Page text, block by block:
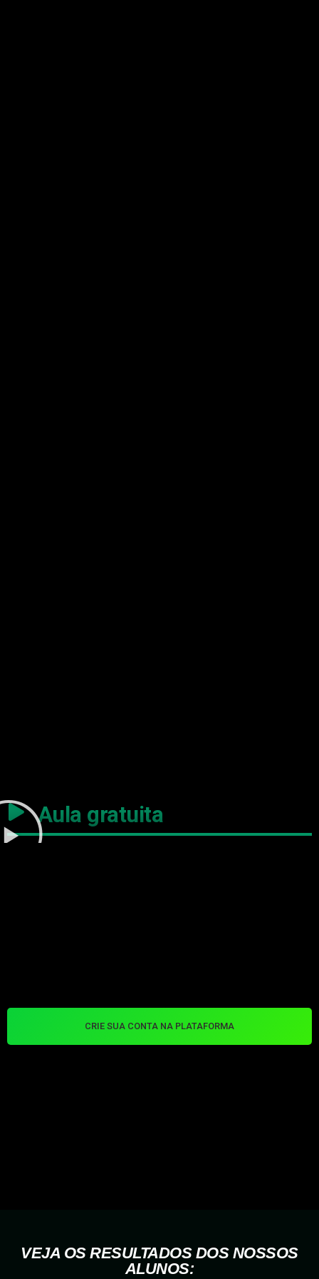
Aula gratuita
CRIE SUA CONTA NA PLATAFORMA
VEJA OS RESULTADOS DOS NOSSOS
ALUNOS: